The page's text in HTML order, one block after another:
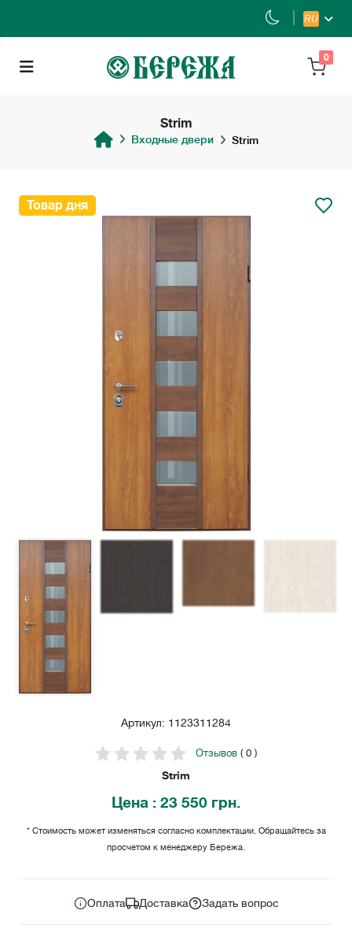
RU
0
Strim
Входные двери Strim
Товар дня
Артикул: 1123311284
Отзывов ( 0 )
Strim
Цена : 23 550 грн.
* Стоимость может изменяться согласно комплектации. Обращайтесь за
просчетом к менеджеру Бережа.
Оплата Доставка Задать вопрос